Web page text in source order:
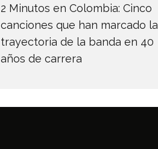
2 Minutos en Colombia: Cinco
canciones que han marcado la
trayectoria de la banda en 40
años de carrera